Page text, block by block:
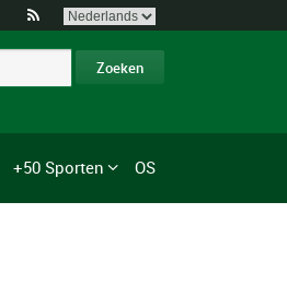

+50 Sporten OS